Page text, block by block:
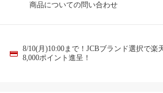
商品についての問い合わせ
8/10(月)10:00まで！JCBブランド選択で
8,000ポイント進呈！